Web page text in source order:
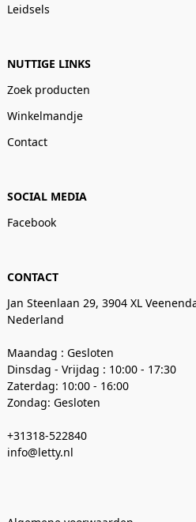
Leidsels
NUTTIGE LINKS
Zoek producten
Winkelmandje
Contact
SOCIAL MEDIA
Facebook
CONTACT
Jan Steenlaan 29, 3904 XL
Nederland
Maandag : Gesloten
Dinsdag - Vrijdag : 10:00 - 17:30
Zaterdag: 10:00 - 16:00
Zondag: Gesloten
+31318-522840
info@letty.nl